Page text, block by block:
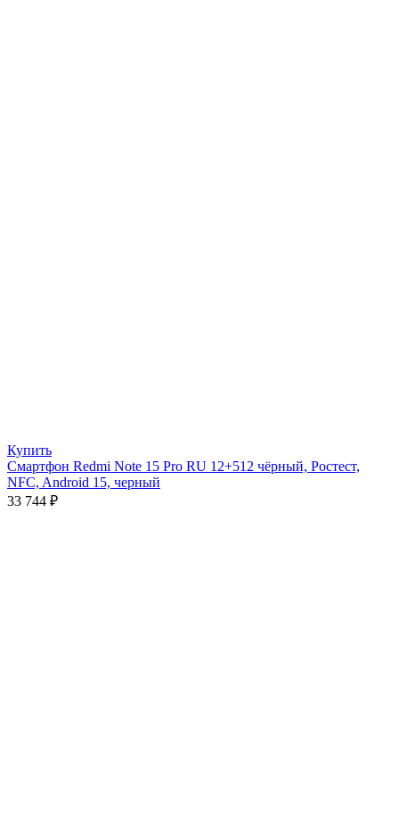
Купить
Смартфон Redmi Note 15 Pro RU 12+512 чёрный, Ростест,
NFC, Android 15, черный
33 744 ₽